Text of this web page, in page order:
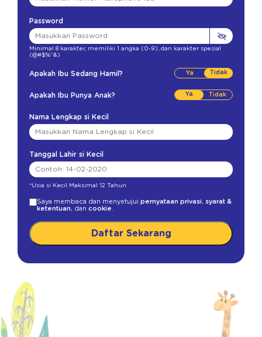
Password
Minimal 8 karakter, memiliki 1 angka (0-9) , dan karakter spesial
(@#$%^&)
Apakah Ibu Sedang Hamil? Tidak
Apakah Ibu Punya Anak? Ya
Nama Lengkap si Kecil
Tanggal Lahir si Kecil
*Usia si Kecil Maksimal 12 Tahun
Saya membaca dan menyetujui pernyataan privasi, syarat &
ketentuan, dan cookie.
Daftar Sekarang